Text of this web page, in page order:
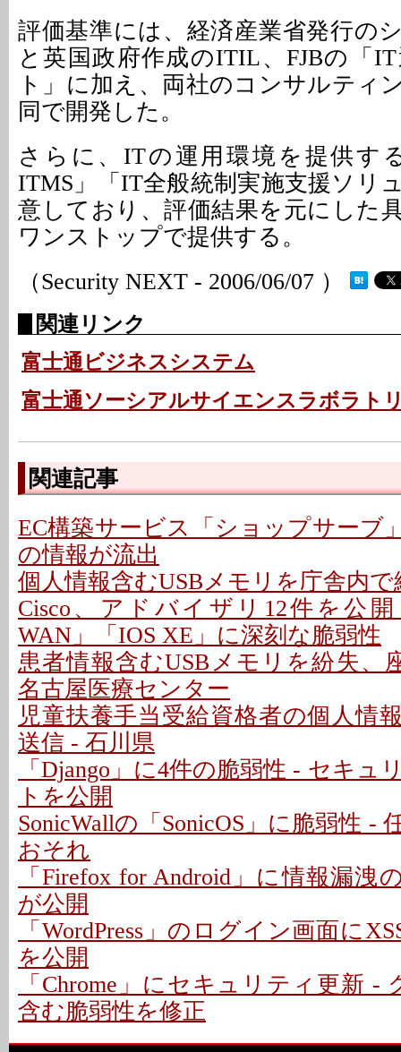
評価基準には、経済産業省発行の
と英国政府作成のITIL、FJBの「
ト」に加え、両社のコンサルティ
同で開発した。
さらに、ITの運用環境を提供する
ITMS」「IT全般統制実施支援ソリ
意しており、評価結果を元にした
ワンストップで提供する。
（Security NEXT - 2006/06/07 ）
関連リンク
富士通ビジネスシステム
富士通ソーシアルサイエンスラボラト
関連記事
EC構築サービス「ショップサーブ
の情報が流出
個人情報含むUSBメモリを庁舎内で
Cisco、アドバイザリ12件を公開
WAN」「IOS XE」に深刻な脆弱性
患者情報含むUSBメモリを紛失、
名古屋医療センター
児童扶養手当受給資格者の個人情
送信 - 石川県
「Django」に4件の脆弱性 - セキュ
トを公開
SonicWallの「SonicOS」に脆弱性 -
おそれ
「Firefox for Android」に情報漏洩
が公開
「WordPress」のログイン画面に
を公開
「Chrome」にセキュリティ更新 -
含む脆弱性を修正